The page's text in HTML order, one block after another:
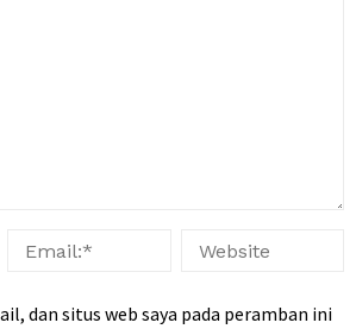
dan situs web saya pada peramban ini